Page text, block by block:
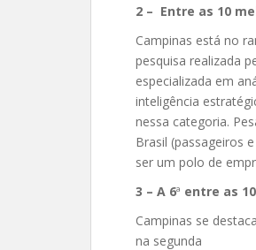
2 – Entre as 10
Campinas está no
pesquisa realizada
especializada em
inteligência
nessa categoria.
Brasil (passageiros
ser um polo de
3 – A 6ª entre as
Campinas se
na segunda